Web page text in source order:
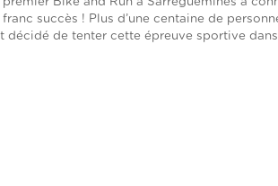
franc succès ! Plus d’une centaine de
décidé de tenter cette épreuve sportive dans